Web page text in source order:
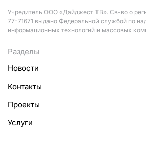
Учредитель ООО «Дайджест ТВ». Св-во о
77-71671 выдано Федеральной службой по
информационных технологий и массовых
Разделы
Новости
Контакты
Проекты
Услуги